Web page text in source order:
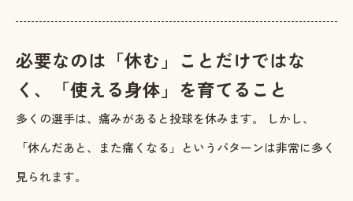
必要なのは「休む」ことだけではな
く、「使える身体」を育てること
多くの選手は、痛みがあると投球を休みます。 しかし、
「休んだあと、また痛くなる」というパターンは非常に多く
見られます。